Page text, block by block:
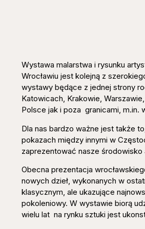
Wystawa malarstwa i rysunku
Wrocławiu jest kolejną z
wystawy będące z jednej strony
Katowicach, Krakowie,
Polsce jak i poza granicami, m.in.
Dla nas bardzo ważne jest także
pokazach między innymi w
zaprezentować nasze
Obecna prezentacja
nowych dzieł, wykonanych w
klasycznym, ale ukazujące
pokoleniowy. W wystawie biorą
wielu lat na rynku sztuki jest